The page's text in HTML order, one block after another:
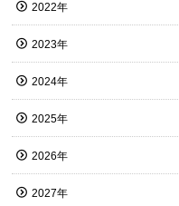
2022年
2023年
2024年
2025年
2026年
2027年